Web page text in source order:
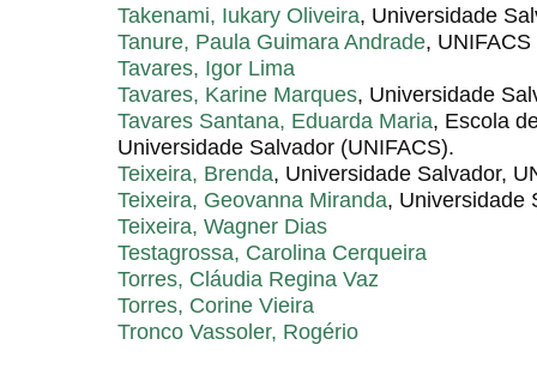
Takenami, Iukary Oliveira, Universidade
Tanure, Paula Guimara Andrade, UNIFACS
Tavares, Igor Lima
Tavares, Karine Marques, Universidade
Tavares Santana, Eduarda Maria, Escola
Universidade Salvador (UNIFACS).
Teixeira, Brenda, Universidade Salvador,
Teixeira, Geovanna Miranda, Universidade
Teixeira, Wagner Dias
Testagrossa, Carolina Cerqueira
Torres, Cláudia Regina Vaz
Torres, Corine Vieira
Tronco Vassoler, Rogério